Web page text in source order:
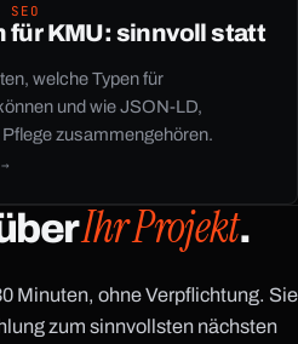
SEO
für KMU: sinnvoll statt
welche Typen für
und wie JSON-LD,
zusammengehören.
Ihr Projekt.
Minuten, ohne Verpflichtung. Sie
zum sinnvollsten nächsten